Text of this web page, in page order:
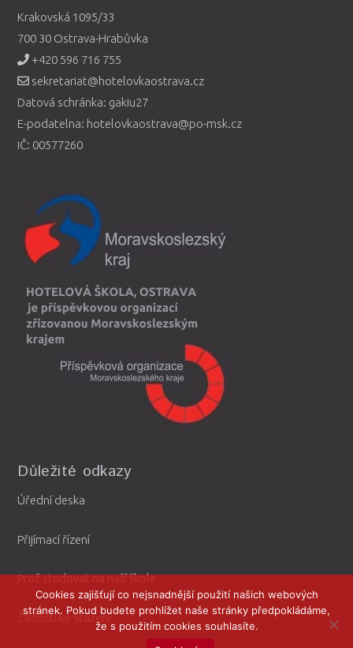
Krakovská 1095/33
700 30 Ostrava-Hrabůvka
+420 596 716 755
sekretariat@hotelovkaostrava.cz
Datová schránka: gakiu27
E-podatelna: hotelovkaostrava@po-msk.cz
IČ: 00577260
Důležité odkazy
Úřední deska
Přijímací řízení
Proč studovat na naší škole
Žádosti ke stažení
Cookies zajišťují co nejsnadnější použití našich webových
stránek. Pokud budete prohlížet naše stránky předpokládáme,
že s použitím cookies souhlasíte.